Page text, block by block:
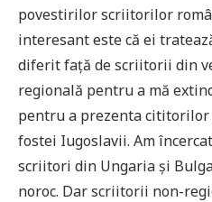
povestirilor scriitorilor
interesant este că ei
diferit față de scriitorii din
regională pentru a mă
pentru a prezenta
fostei Iugoslavii. Am
scriitori din Ungaria și
noroc. Dar scriitorii non-